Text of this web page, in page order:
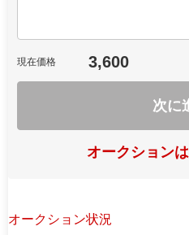
現在価格 3,600
次に
オークション
オークション状況